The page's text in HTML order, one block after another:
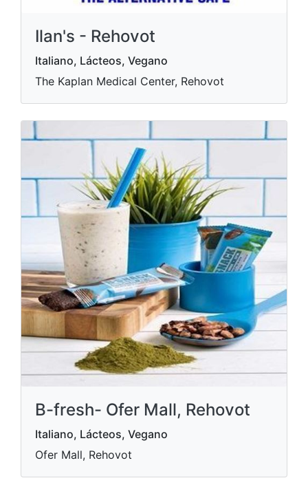
Ilan's - Rehovot
Italiano, Lácteos, Vegano
The Kaplan Medical Center, Rehovot
B-fresh- Ofer Mall, Rehovot
Italiano, Lácteos, Vegano
Ofer Mall, Rehovot